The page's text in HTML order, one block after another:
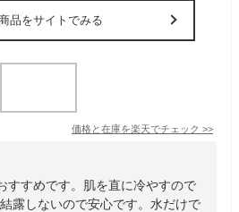
品をサイトでみる
価格と在庫を楽天でチェック >>
すすめです。肌を直に冷やすので
露しないので安心です。水だけで